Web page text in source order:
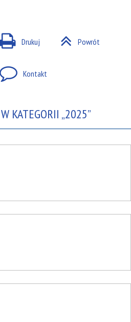
Drukuj Powrót
Kontakt
KATEGORII „2025”